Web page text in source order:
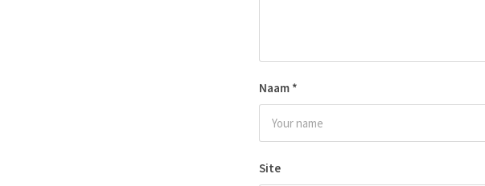
Naam *
Site